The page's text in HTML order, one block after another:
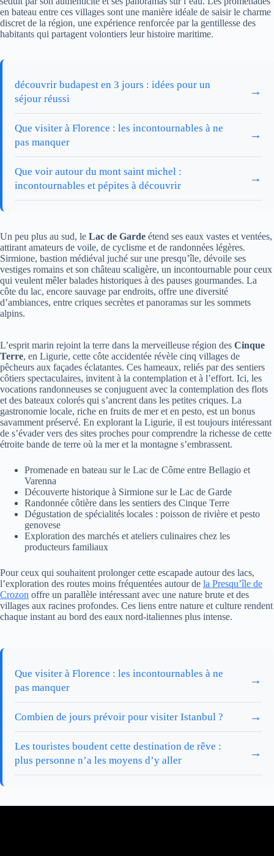
en bateau entre ces villages sont une manière idéale de saisir le charme
discret de la région, une expérience renforcée par la gentillesse des
habitants qui partagent volontiers leur histoire maritime.
découvrir budapest en 3 jours : idées pour un
séjour réussi
→
Que visiter à Florence : les incontournables à ne
pas manquer
→
Que voir autour du mont saint michel :
incontournables et pépites à découvrir
→
Un peu plus au sud, le Lac de Garde étend ses eaux vastes et ventées,
attirant amateurs de voile, de cyclisme et de randonnées légères.
Sirmione, bastion médiéval juché sur une presqu’île, dévoile ses
vestiges romains et son château scaligère, un incontournable pour ceux
qui veulent mêler balades historiques à des pauses gourmandes. La
côte du lac, encore sauvage par endroits, offre une diversité
d’ambiances, entre criques secrètes et panoramas sur les sommets
alpins.
L’esprit marin rejoint la terre dans la merveilleuse région des Cinque
Terre, en Ligurie, cette côte accidentée révèle cinq villages de
pêcheurs aux façades éclatantes. Ces hameaux, reliés par des sentiers
côtiers spectaculaires, invitent à la contemplation et à l’effort. Ici, les
vocations randonneuses se conjuguent avec la contemplation des flots
et des bateaux colorés qui s’ancrent dans les petites criques. La
gastronomie locale, riche en fruits de mer et en pesto, est un bonus
savamment préservé. En explorant la Ligurie, il est toujours intéressant
de s’évader vers des sites proches pour comprendre la richesse de cette
étroite bande de terre où la mer et la montagne s’embrassent.
Promenade en bateau sur le Lac de Côme entre Bellagio et
Varenna
Découverte historique à Sirmione sur le Lac de Garde
Randonnée côtière dans les sentiers des Cinque Terre
Dégustation de spécialités locales : poisson de rivière et pesto
genovese
Exploration des marchés et ateliers culinaires chez les
producteurs familiaux
Pour ceux qui souhaitent prolonger cette escapade autour des lacs,
l’exploration des routes moins fréquentées autour de la Presqu’île de
Crozon offre un parallèle intéressant avec une nature brute et des
villages aux racines profondes. Ces liens entre nature et culture rendent
chaque instant au bord des eaux nord-italiennes plus intense.
Que visiter à Florence : les incontournables à ne
pas manquer
→
Combien de jours prévoir pour visiter Istanbul ? →
Les touristes boudent cette destination de rêve :
plus personne n’a les moyens d’y aller
→